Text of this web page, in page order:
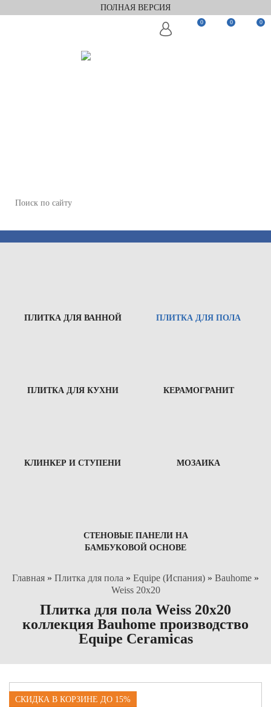
ПОЛНАЯ ВЕРСИЯ
0 0 0
ПЛИТКА ДЛЯ ВАННОЙ ПЛИТКА ДЛЯ ПОЛА
ПЛИТКА ДЛЯ КУХНИ КЕРАМОГРАНИТ
КЛИНКЕР И СТУПЕНИ МОЗАИКА
СТЕНОВЫЕ ПАНЕЛИ НА
БАМБУКОВОЙ ОСНОВЕ
Главная » Плитка для пола » Equipe (Испания) » Bauhome »
Weiss 20x20
Плитка для пола Weiss 20x20
коллекция Bauhome производство
Equipe Ceramicas
СКИДКА В КОРЗИНЕ ДО 15%